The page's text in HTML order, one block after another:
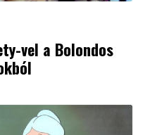
vel a Bolondos